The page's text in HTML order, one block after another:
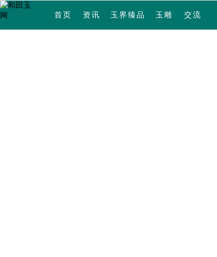
首页 资讯 玉界臻品 玉雕 交流